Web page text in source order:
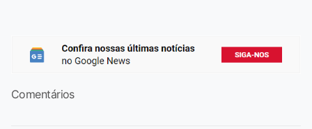
Comentários